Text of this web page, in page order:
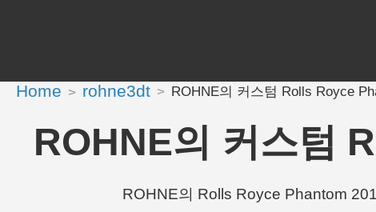
Home rohne3dt ROHNE의 커스텀 Rolls Royce
ROHNE의 커스텀
ROHNE의 Rolls Royce Phantom